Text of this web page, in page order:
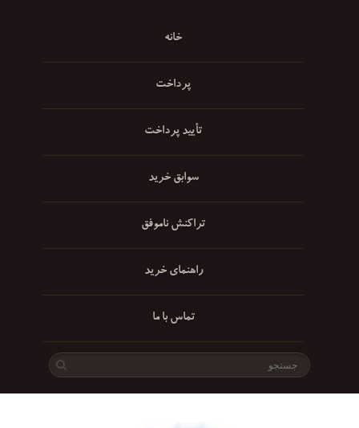
خانه
پرداخت
تأیید پرداخت
سوابق خرید
تراکنش ناموفق
راهنمای خرید
تماس با ما